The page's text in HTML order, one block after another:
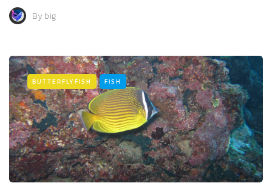
Bybig
BUTTERFLYFISH FISH